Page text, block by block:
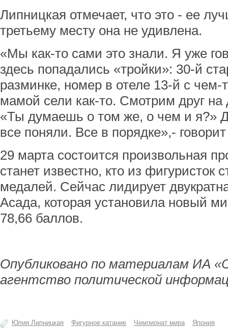
Липницкая отмечает, что это - ее
третьему месту она не удивлена.
«Мы как-то сами это знали. Я уже
здесь попадались «тройки»: 30-й
разминке, номер в отеле 13-й с
мамой сели как-то. Смотрим друг на
«Ты думаешь о том же, о чем и я?»
все поняли. Все в порядке»,-
29 марта состоится произвольная
станет известно, кто из фигуристок
медалей. Сейчас лидирует
Асада, которая установила новый
78,66 баллов.
Опубликовано по материалам ИА
агентство политической
Юлия Липницкая Фигурное катание Чемпионат мира Япония